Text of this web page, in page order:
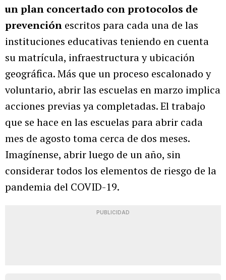
un plan concertado con protocolos de
prevención escritos para cada una de las
instituciones educativas teniendo en cuenta
su matrícula, infraestructura y ubicación
geográfica. Más que un proceso escalonado y
voluntario, abrir las escuelas en marzo implica
acciones previas ya completadas. El trabajo
que se hace en las escuelas para abrir cada
mes de agosto toma cerca de dos meses.
Imagínense, abrir luego de un año, sin
considerar todos los elementos de riesgo de la
pandemia del COVID-19.
PUBLICIDAD